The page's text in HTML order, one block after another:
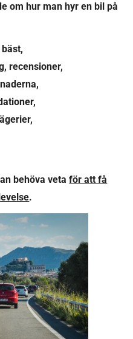
om hur man hyr en bil på
recensioner,
behöva vetaför att få
.